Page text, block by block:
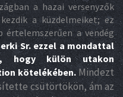
a hazai versenyzők
a küzdelmeiket; ez
értelemszerűen a vendég
Sr. ezzel a mondattal
hogy külön utakon
kötelékében.Mindezt
csütörtökön, ám az